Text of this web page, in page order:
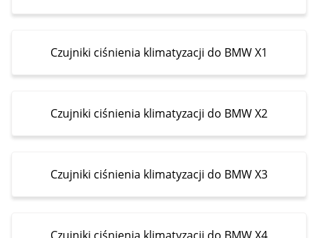
Czujniki ciśnienia klimatyzacji do BMW X1
Czujniki ciśnienia klimatyzacji do BMW X2
Czujniki ciśnienia klimatyzacji do BMW X3
Czujniki ciśnienia klimatyzacji do BMW X4